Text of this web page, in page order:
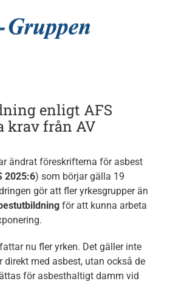
enligt AFS
krav från AV
ändrat föreskrifterna för asbest
2025:6) som börjar gälla 19
gör att fler yrkesgrupper än
för att kunna arbeta
nu fler yrken. Det gäller inte
direkt med asbest, utan också de
för asbesthaltigt damm vid